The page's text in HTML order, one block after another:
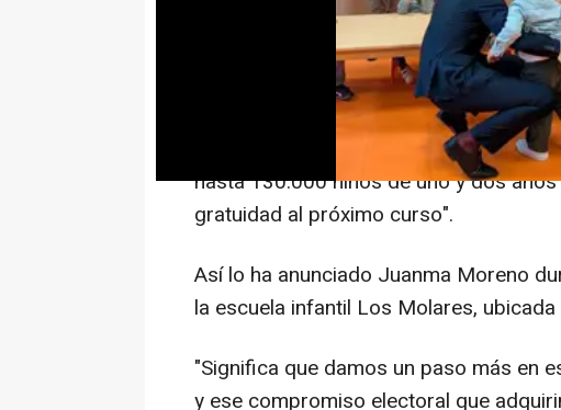
Desde el curso escolar 2025/26,
niños y niñas de 2 años en escuelas
las escuelas infantiles y centros de
Programa de ayuda a las familias. Al
escolares de un año a partir del
hasta 130.000 niños de uno y dos
gratuidad al próximo curso".
Así lo ha anunciado Juanma Moreno
la escuela infantil Los Molares,
"Significa que damos un paso más en
y ese compromiso electoral que